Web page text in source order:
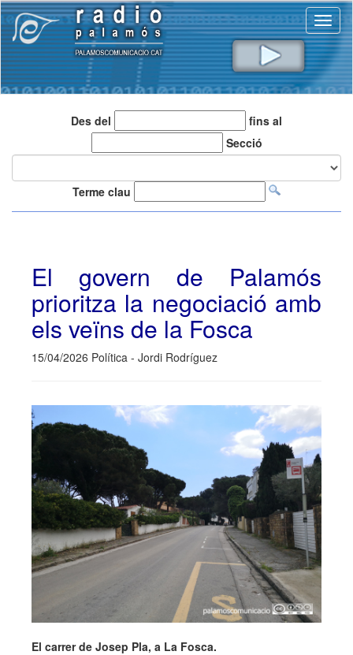
Des del
fins al
Secció
Terme clau
El govern de Palamós
prioritza la negociació amb
els veïns de la Fosca
15/04/2026 Política - Jordi Rodríguez
El carrer de Josep Pla, a La Fosca.